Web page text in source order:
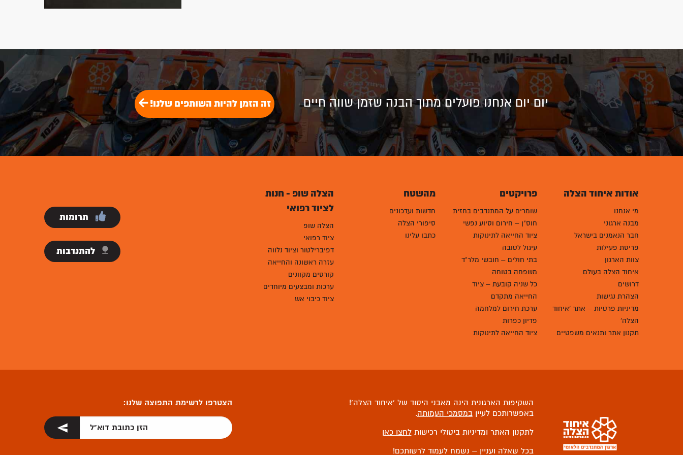
יום יום אנחנו פועלים מתוך הבנה שזמן שווה חיים זה הזמן להיות השותפים שלנו!
אודות איחוד הצלה
מי אנחנו
מבנה ארגוני
חבר הנאמנים בישראל
פריסת פעילות
צוות הארגון
איחוד הצלה בעולם
דרושים
הצהרת נגישות
מדיניות פרטיות – אתר 'איחוד
הצלה'
תקנון אתר ותנאים משפטיים
פרויקטים
שומרים על המתנדבים בחזית
חוס"ן – חירום וסיוע נפשי
ציוד החייאה לתינוקות
עיגול לטובה
בתי חולים – חובשי מלר"ד
משפחה בטוחה
כל שניה קובעת – ציוד
החייאה מתקדם
ערכת חירום למלחמה
פדיון כפרות
ציוד החייאה לתינוקות
מהשטח
חדשות ועדכונים
סיפורי הצלה
כתבו עלינו
הצלה שופ - חנות
לציוד רפואי
הצלה שופ
ציוד רפואי
דפיברילטור וציוד נלווה
עזרה ראשונה והחייאה
קורסים מקוונים
ערכות ומבצעים מיוחדים
ציוד כיבוי אש
תרומות
להתנדבות
השקיפות הארגונית הינה מאבני היסוד של ‘איחוד הצלה’!
באפשרותכם לעייןבמסמכי העמותה.
לתקנון האתר ומדיניות ביטולי רכישותלחצו כאן
בכל שאלה ועניין – נשמח לעמוד לרשותכם!
הצטרפו לרשימת התפוצה שלנו: